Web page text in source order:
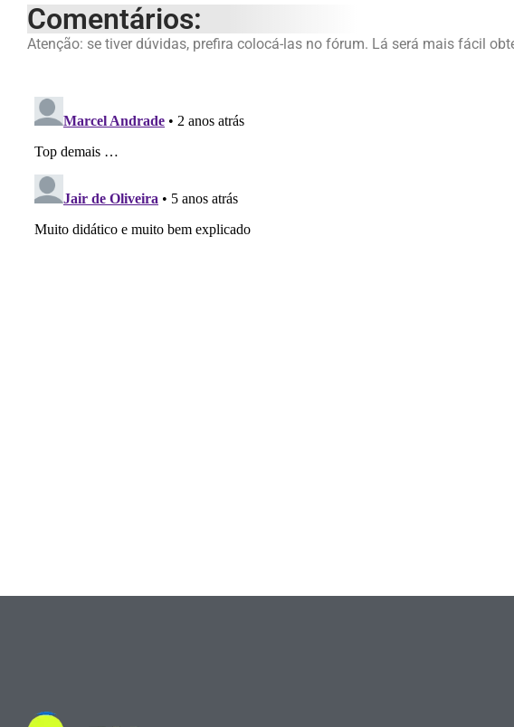
Comentários:
Atenção: se tiver dúvidas, prefira colocá-las no fórum. Lá será mais fácil